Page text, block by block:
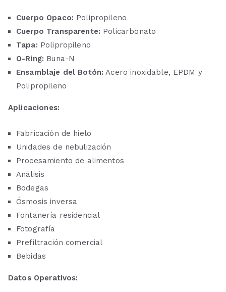
Cuerpo Opaco: Polipropileno
Cuerpo Transparente: Policarbonato
Tapa: Polipropileno
O-Ring: Buna-N
Ensamblaje del Botón: Acero inoxidable, EPDM y
Polipropileno
Aplicaciones:
Fabricación de hielo
Unidades de nebulización
Procesamiento de alimentos
Análisis
Bodegas
Ósmosis inversa
Fontanería residencial
Fotografía
Prefiltración comercial
Bebidas
Datos Operativos: